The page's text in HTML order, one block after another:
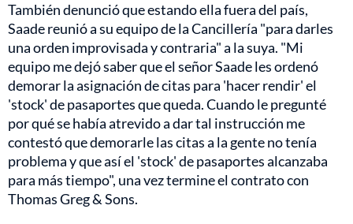
También denunció que estando ella fuera del país,
Saade reunió a su equipo de la Cancillería "para darles
una orden improvisada y contraria" a la suya. "Mi
equipo me dejó saber que el señor Saade les ordenó
demorar la asignación de citas para 'hacer rendir' el
'stock' de pasaportes que queda. Cuando le pregunté
por qué se había atrevido a dar tal instrucción me
contestó que demorarle las citas a la gente no tenía
problema y que así el 'stock' de pasaportes alcanzaba
para más tiempo", una vez termine el contrato con
Thomas Greg & Sons.